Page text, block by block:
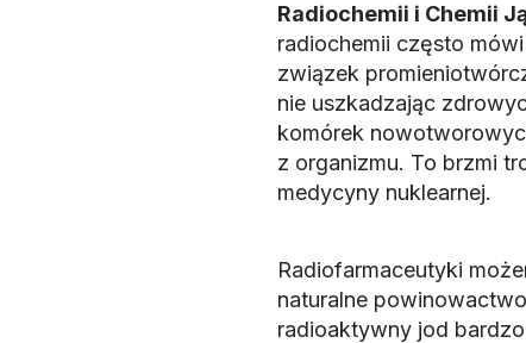
Radiochemii i Chemii
radiochemii często
związek
nie uszkadzając
komórek
z organizmu. To brzmi
medycyny nuklearnej.
Radiofarmaceutyki
naturalne
radioaktywny jod